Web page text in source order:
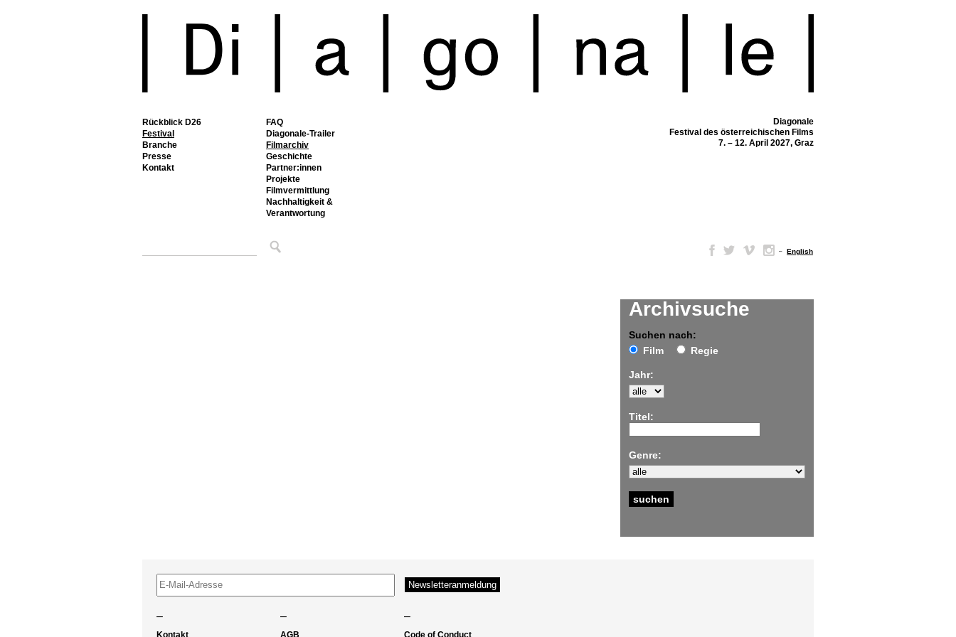
Rückblick D26
Festival
FAQ
Diagonale-Trailer
Filmarchiv
Geschichte
Partner:innen
Projekte
Filmvermittlung
Nachhaltigkeit &
Verantwortung
Branche
Presse
Kontakt
Diagonale
Festival des österreichischen Films
7. – 12. April 2027, Graz
– English
Archivsuche
Suchen nach:
Film
Regie
Jahr:
Titel:
Genre:
– – –
Kontakt AGB Code of Conduct